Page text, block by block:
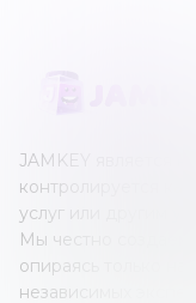
JAMKEY является
контролируется
услуг или другим
Мы честно создаем
опираясь только
независимых